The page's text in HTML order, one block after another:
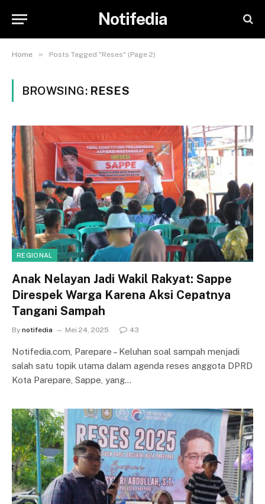
Notifedia
Home » Posts Tagged "Reses" (Page 2)
BROWSING: RESES
REGIONAL
Anak Nelayan Jadi Wakil Rakyat: Sappe
Direspek Warga Karena Aksi Cepatnya
Tangani Sampah
By notifedia Mei 24, 2025 43
Notifedia.com, Parepare – Keluhan soal sampah menjadi
salah satu topik utama dalam agenda reses anggota DPRD
Kota Parepare, Sappe, yang…